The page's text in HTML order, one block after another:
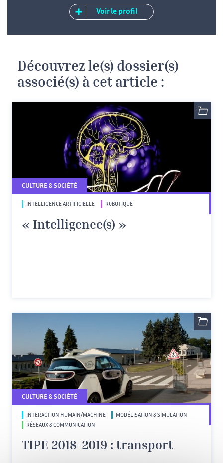
Voir le profil
Découvrez le(s) dossier(s)
associé(s) à cet article :
CULTURE & SOCIÉTÉ
INTELLIGENCE ARTIFICIELLE ROBOTIQUE
« Intelligence(s) »
CULTURE & SOCIÉTÉ
INTERACTION HUMAIN/MACHINE MODÉLISATION & SIMULATION
RÉSEAUX & COMMUNICATION
TIPE 2018-2019 : transport